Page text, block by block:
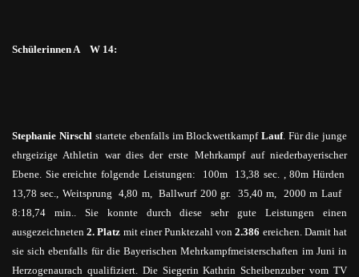
Schülerinnen A W 14:
Stephanie Nirschl startete ebenfalls im BlockwettkampfLauf. Für die junge
ehrgeizige Athletin war dies der erste Mehrkampf auf niederbayerischer
Ebene. Sie ereichte folgende Leistungen: 100m 13,38 sec. ,80m Hürden
13,78 sec., Weitsprung 4,80 m, Ballwurf 200 gr. 35,40 m, 2000 m Lauf
8:18,74 min.. Sie konnte durch diese sehrgute Leistungen einen
ausgezeichneten2. Platz mit einer Punktezahl von2.386 ereichen. Damit hat
sie sich ebenfalls für die Bayerischen Mehrkampfmeisterschaften im Juni in
Herzogenaurach qualifiziert. Die Siegerin Kathrin Scheibenzuber vom TV